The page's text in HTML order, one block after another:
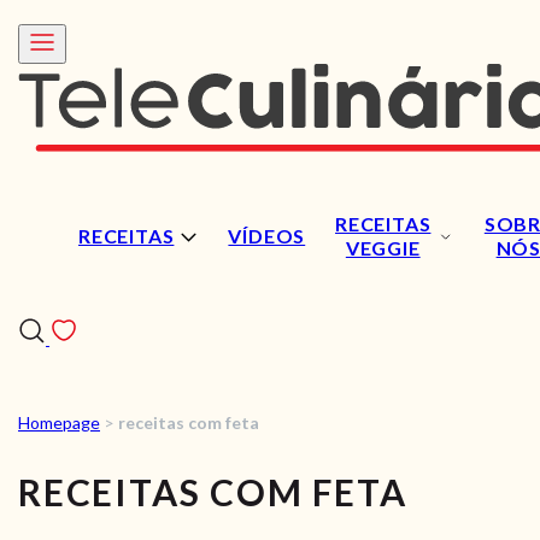
RECEITAS VÍDEOS
RECEITAS
VEGGIE
NÓS
RECEITAS
VÍDEOS
Homepage > receitas com feta
RECEITAS COM FETA